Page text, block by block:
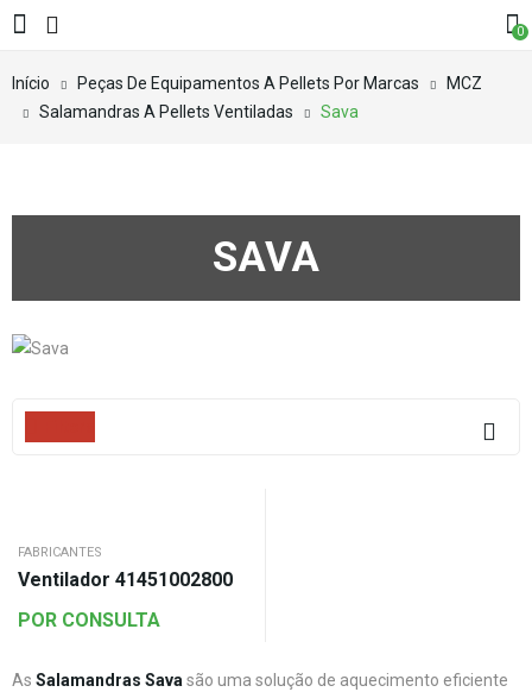
0
Início Peças De Equipamentos A Pellets Por Marcas
MCZ
Salamandras A Pellets Ventiladas
Sava
SAVA
FABRICANTES
Ventilador 41451002800
POR CONSULTA
As Salamandras Savasão uma solução de aquecimento eficiente